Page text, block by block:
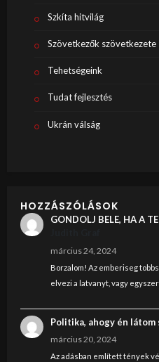
Szkíta hitvilág
Szövetkezők szövetkezete
Tehetségeink
Tudat fejlesztés
Ukrán válság
HOZZÁSZÓLÁSOK
GONDOLJ BELE, HA A
március 24, 2024
Borzalom! Az emberiseg
elvezi a latvanyt, vagy
Politika, ahogy én látom
március 20, 2024
Az adásban említett tények